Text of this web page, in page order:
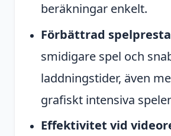
beräkningar enkelt.
Förbättrad
smidigare spel och
laddningstider, även
grafiskt intensiva
Effektivitet vid